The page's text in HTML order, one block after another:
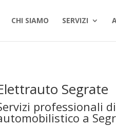
CHI SIAMO SERVIZI
Segrate
professionali
a